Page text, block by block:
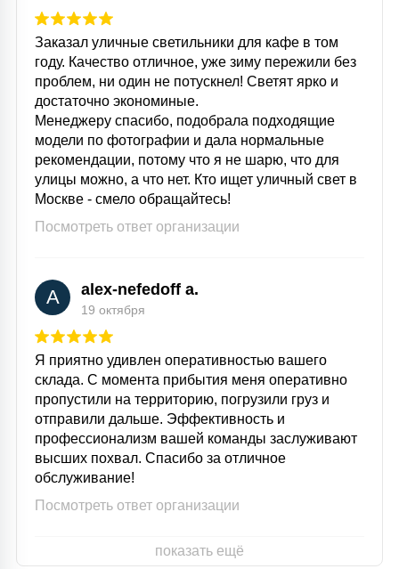
Заказал уличные светильники для кафе в том
году. Качество отличное, уже зиму пережили без
проблем, ни один не потускнел! Светят ярко и
достаточно экономиные.
Менеджеру спасибо, подобрала подходящие
модели по фотографии и дала нормальные
рекомендации, потому что я не шарю, что для
улицы можно, а что нет. Кто ищет уличный свет в
Москве - смело обращайтесь!
Посмотреть ответ организации
A alex-nefedoff a.
19 октября
Я приятно удивлен оперативностью вашего
склада. С момента прибытия меня оперативно
пропустили на территорию, погрузили груз и
отправили дальше. Эффективность и
профессионализм вашей команды заслуживают
высших похвал. Спасибо за отличное
обслуживание!
Посмотреть ответ организации
показать ещё